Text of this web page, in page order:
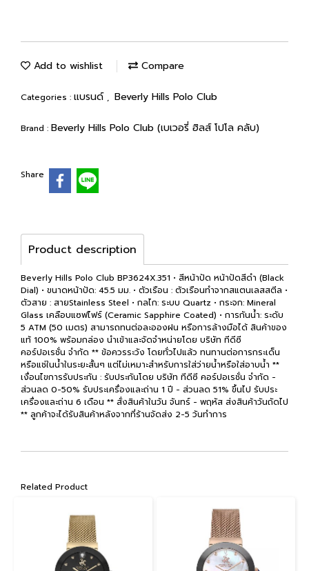
Add to wishlist Compare
Categories : แบรนด์ , Beverly Hills Polo Club
Brand : Beverly Hills Polo Club (เบเวอรี่ ฮิลส์ โปโล คลับ)
Share
Product description
Beverly Hills Polo Club BP3624X.351 • สีหน้าปัด หน้าปัดสีดำ (Black
Dial) • ขนาดหน้าปัด: 45.5 มม. • ตัวเรือน : ตัวเรือนทำจากสแตนเลสสตีล •
ตัวสาย : สายStainless Steel • กลไก: ระบบ Quartz • กระจก: Mineral
Glass เคลือบแซฟไฟร์ (Ceramic Sapphire Coated) • การกันน้ำ: ระดับ
5 ATM (50 เมตร) สามารถทนต่อละอองฝน หรือการล้างมือได้ สินค้าของ
แท้ 100% พร้อมกล่อง นำเข้าและจัดจำหน่ายโดย บริษัท ทีดีซี
คอร์ปอเรชั่น จำกัด ** ข้อควรระวัง โดยทั่วไปแล้ว ทนทานต่อการกระเด็น
หรือแช่ในน้ำในระยะสั้นๆ แต่ไม่เหมาะสำหรับการใส่ว่ายน้ำหรือใส่อาบน้ำ **
เงื่อนไขการรับประกัน : รับประกันโดย บริษัท ทีดีซี คอร์ปอเรชั่น จำกัด -
ส่วนลด 0-50% รับประเครื่องและถ่าน 1 ปี - ส่วนลด 51% ขึ้นไป รับประ
เครื่องและถ่าน 6 เดือน ** สั่งสินค้าในวัน จันทร์ - พฤหัส ส่งสินค้าวันถัดไป
** ลูกค้าจะได้รับสินค้าหลังจากที่ร้านจัดส่ง 2-5 วันทำการ
Related Product